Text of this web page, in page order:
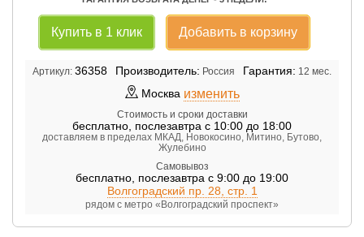
Купить в 1 клик Добавить в корзину
Артикул: 36358 Производитель: Россия Гарантия: 12 мес.
Москва изменить
Стоимость и сроки доставки
бесплатно послезавтра с 10:00 до 18:00
доставляем в пределах МКАД, Новокосино, Митино, Бутово,
Жулебино
Самовывоз
бесплатно послезавтра с 9:00 до 19:00
Волгоградский пр. 28, стр. 1
рядом с метро «Волгоградский проспект»